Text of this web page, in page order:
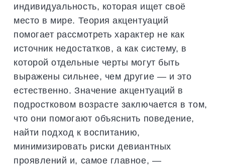
индивидуальность, которая ищет своё
место в мире. Теория акцентуаций
помогает рассмотреть характер не как
источник недостатков, а как систему, в
которой отдельные черты могут быть
выражены сильнее, чем другие — и это
естественно. Значение акцентуаций в
подростковом возрасте заключается в том,
что они помогают объяснить поведение,
найти подход к воспитанию,
минимизировать риски девиантных
проявлений и, самое главное, —